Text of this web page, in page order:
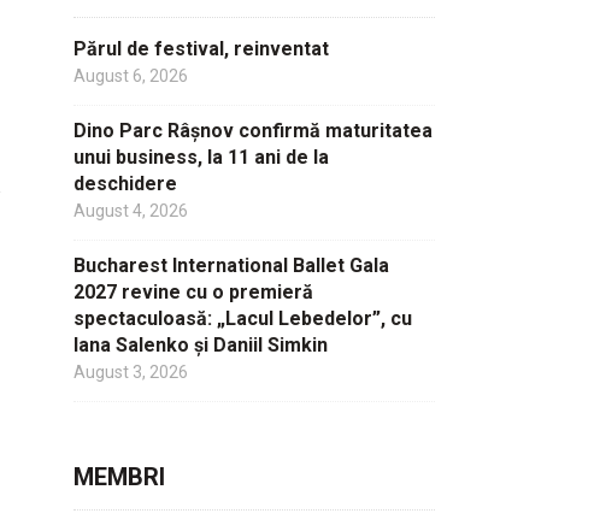
Părul de festival, reinventat
August 6, 2026
Dino Parc Râșnov confirmă maturitatea
unui business, la 11 ani de la
deschidere
August 4, 2026
Bucharest International Ballet Gala
2027 revine cu o premieră
spectaculoasă: „Lacul Lebedelor”, cu
Iana Salenko și Daniil Simkin
August 3, 2026
MEMBRI